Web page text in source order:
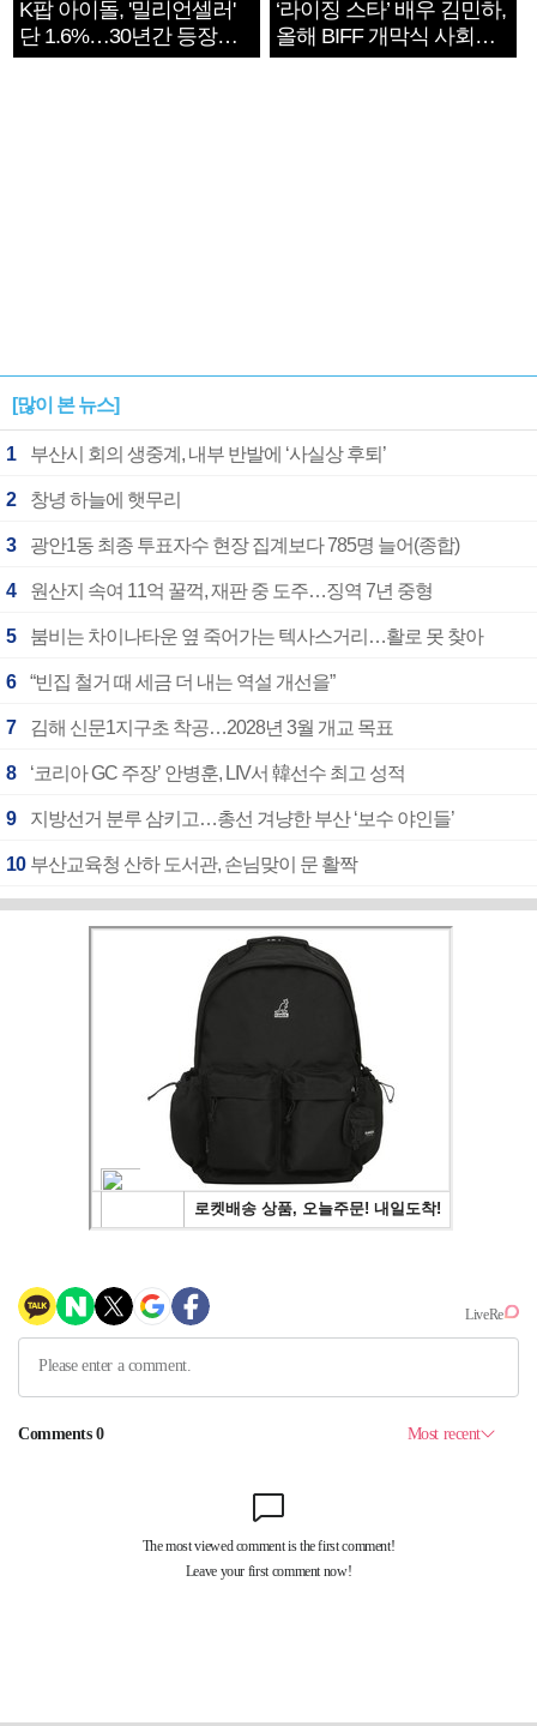
K팝 아이돌, '밀리언셀러'
단 1.6%…30년간 등장
1182개팀 전수조사
‘라이징 스타’ 배우 김민하,
올해 BIFF 개막식 사회자
확정
[많이 본 뉴스]
1 부산시 회의 생중계, 내부 반발에 ‘사실상 후퇴’
2 창녕 하늘에 햇무리
3 광안1동 최종 투표자수 현장 집계보다 785명 늘어(종합)
4 원산지 속여 11억 꿀꺽, 재판 중 도주…징역 7년 중형
5 붐비는 차이나타운 옆 죽어가는 텍사스거리…활로 못 찾아
6 “빈집 철거 때 세금 더 내는 역설 개선을”
7 김해 신문1지구초 착공…2028년 3월 개교 목표
8 ‘코리아 GC 주장’ 안병훈, LIV서 韓선수 최고 성적
9 지방선거 분루 삼키고…총선 겨냥한 부산 ‘보수 야인들’
10 부산교육청 산하 도서관, 손님맞이 문 활짝